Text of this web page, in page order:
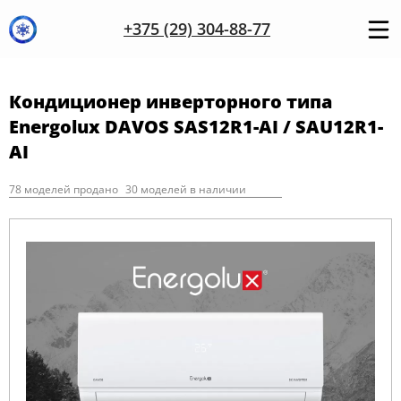
+375 (29) 304-88-77
Кондиционер инверторного типа
Energolux DAVOS SAS12R1-AI / SAU12R1-
AI
78 моделей продано 30 моделей в наличии